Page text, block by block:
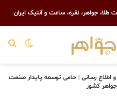
جواهر، نقره، ساعت و آنتیک ایران
تغییر
اطلاع رسانی | حامی توسعه پایدار صنعت
کشور